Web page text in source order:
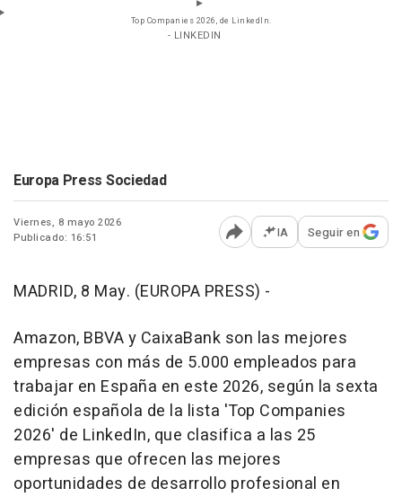
Top Companies 2026, de LinkedIn.
- LINKEDIN
Europa Press Sociedad
Viernes, 8 mayo 2026
Publicado: 16:51
Abrir opciones para
IA Seguir en
MADRID, 8 May. (EUROPA PRESS) -
Amazon, BBVA y CaixaBank son las mejores
empresas con más de 5.000 empleados para
trabajar en España en este 2026, según la sexta
edición española de la lista 'Top Companies
2026' de LinkedIn, que clasifica a las 25
empresas que ofrecen las mejores
oportunidades de desarrollo profesional en